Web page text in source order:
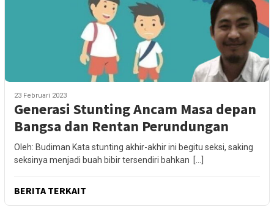
23 Februari 2023
Generasi Stunting Ancam Masa depan
Bangsa dan Rentan Perundungan
Oleh: Budiman Kata stunting akhir-akhir ini begitu seksi, saking
seksinya menjadi buah bibir tersendiri bahkan […]
BERITA TERKAIT